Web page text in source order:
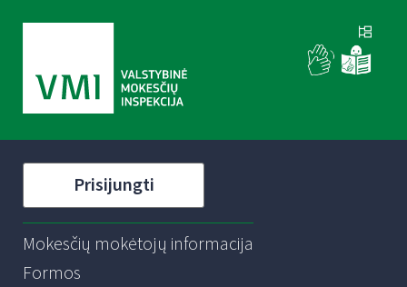
Prisijungti
Mokesčių mokėtojų informacija
Formos